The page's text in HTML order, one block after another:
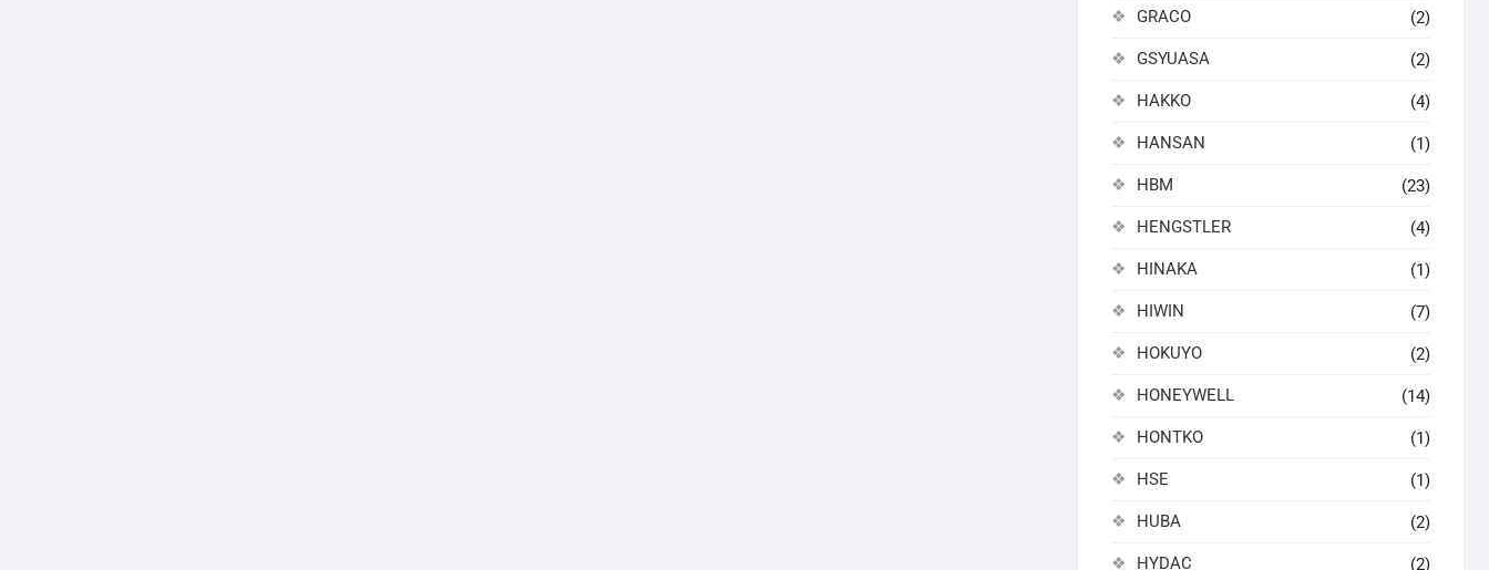
GRACO (2)
GSYUASA (2)
HAKKO (4)
HANSAN (1)
HBM (23)
HENGSTLER (4)
HINAKA (1)
HIWIN (7)
HOKUYO (2)
HONEYWELL (14)
HONTKO (1)
HSE (1)
HUBA (2)
HYDAC (2)